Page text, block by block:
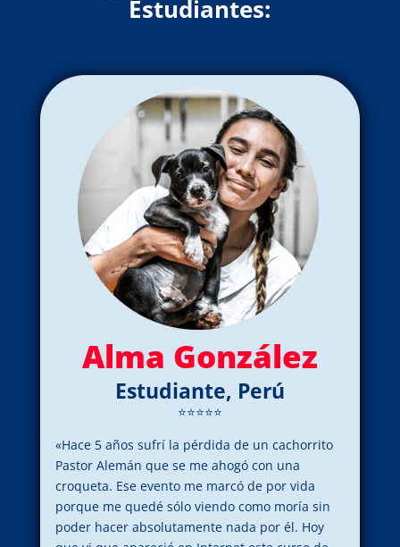
Estudiantes:
Alma González
Estudiante, Perú
⭐⭐⭐⭐⭐
«Hace 5 años sufrí la pérdida de un cachorrito
Pastor Alemán que se me ahogó con una
croqueta. Ese evento me marcó de por vida
porque me quedé sólo viendo como moría sin
poder hacer absolutamente nada por él. Hoy